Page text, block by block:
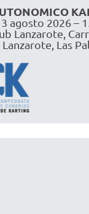
agosto 2026 –
Lanzarote,
Lanzarote, Las